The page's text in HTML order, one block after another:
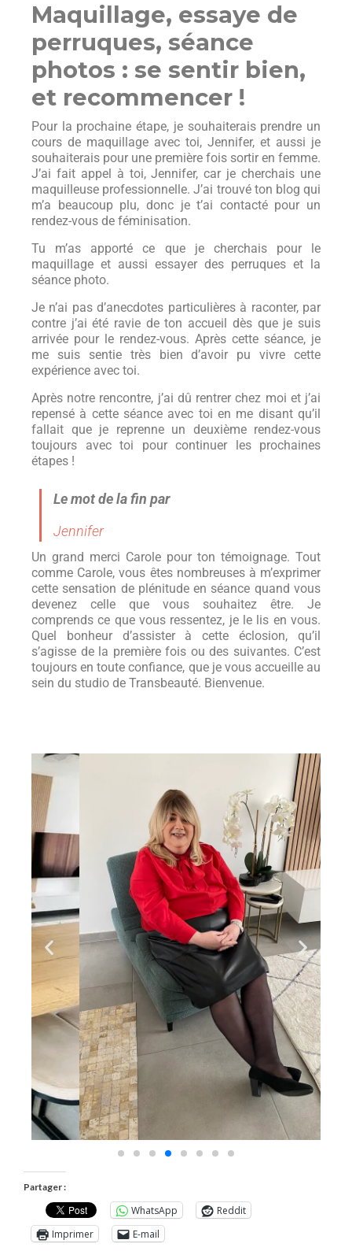
Maquillage, essaye de
perruques, séance
photos : se sentir bien,
et recommencer !
Pour la prochaine étape, je souhaiterais prendre un
cours de maquillage avec toi, Jennifer, et aussi je
souhaiterais pour une première fois sortir en femme.
J’ai fait appel à toi, Jennifer, car je cherchais une
maquilleuse professionnelle. J’ai trouvé ton blog qui
m’a beaucoup plu, donc je t’ai contacté pour un
rendez-vous de féminisation.
Tu m’as apporté ce que je cherchais pour le
maquillage et aussi essayer des perruques et la
séance photo.
Je n’ai pas d’anecdotes particulières à raconter, par
contre j’ai été ravie de ton accueil dès que je suis
arrivée pour le rendez-vous. Après cette séance, je
me suis sentie très bien d’avoir pu vivre cette
expérience avec toi.
Après notre rencontre, j’ai dû rentrer chez moi et j’ai
repensé à cette séance avec toi en me disant qu’il
fallait que je reprenne un deuxième rendez-vous
toujours avec toi pour continuer les prochaines
étapes !
Le mot de la fin par
Jennifer
Un grand merci Carole pour ton témoignage. Tout
comme Carole, vous êtes nombreuses à m’exprimer
cette sensation de plénitude en séance quand vous
devenez celle que vous souhaitez être. Je
comprends ce que vous ressentez, je le lis en vous.
Quel bonheur d’assister à cette éclosion, qu’il
s’agisse de la première fois ou des suivantes. C’est
toujours en toute confiance, que je vous accueille au
sein du studio de Transbeauté. Bienvenue.
Partager :
WhatsApp
Reddit
Imprimer
E-mail